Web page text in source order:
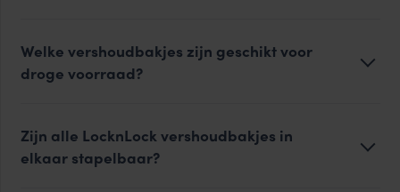
Welke vershoudbakjes zijn geschikt voor
droge voorraad?
Zijn alle LocknLock vershoudbakjes in
elkaar stapelbaar?